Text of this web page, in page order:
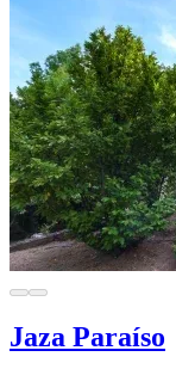
Jaza Paraíso